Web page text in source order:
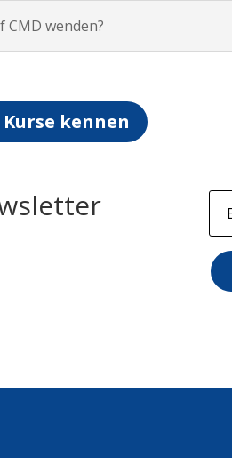
CMD wenden?
kennen